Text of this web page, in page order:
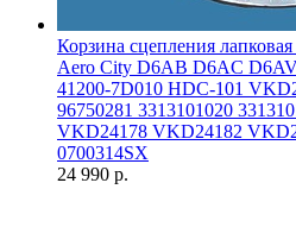
Корзина сцепления
Aero Сity D6AB D6AC
41200-7D010 HDC-101
96750281 3313101020
VKD24178 VKD24182
0700314SX
24 990 р.